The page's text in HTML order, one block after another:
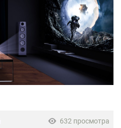
632 просмотра